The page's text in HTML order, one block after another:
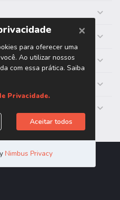
Trabalhe Conosco